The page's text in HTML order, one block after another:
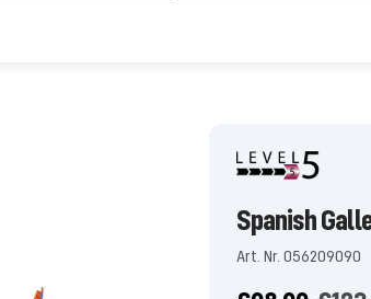
Spanish
Art. Nr. 056209090